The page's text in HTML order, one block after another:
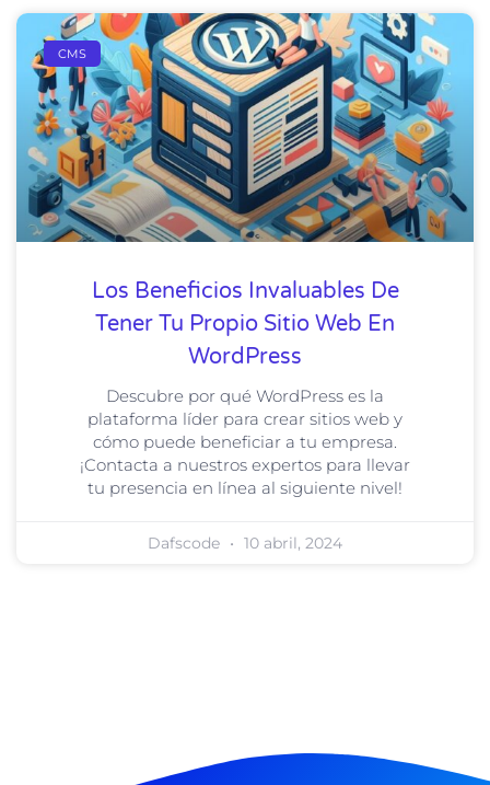
CMS
Los Beneficios Invaluables De
Tener Tu Propio Sitio Web En
WordPress
Descubre por qué WordPress es la
plataforma líder para crear sitios web y
cómo puede beneficiar a tu empresa.
¡Contacta a nuestros expertos para llevar
tu presencia en línea al siguiente nivel!
Dafscode 10 abril, 2024